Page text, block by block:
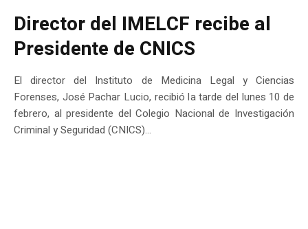
Director del IMELCF recibe al
Presidente de CNICS
El director del Instituto de Medicina Legal y Ciencias
Forenses, José Pachar Lucio, recibió la tarde del lunes 10 de
febrero, al presidente del Colegio Nacional de Investigación
Criminal y Seguridad (CNICS)...